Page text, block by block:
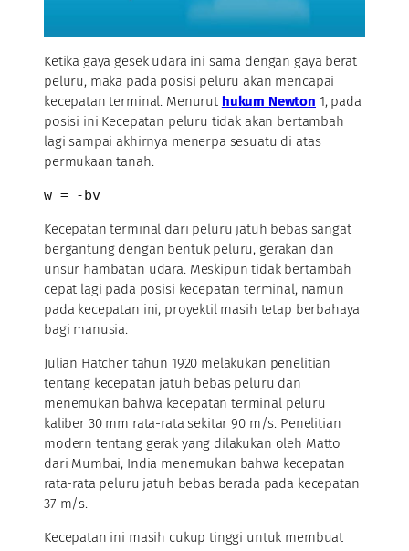
Ketika gaya gesek udara ini sama dengan gaya berat
peluru, maka pada posisi peluru akan mencapai
kecepatan terminal. Menurut hukum Newton 1, pada
posisi ini Kecepatan peluru tidak akan bertambah
lagi sampai akhirnya menerpa sesuatu di atas
permukaan tanah.
w = -bv
Kecepatan terminal dari peluru jatuh bebas sangat
bergantung dengan bentuk peluru, gerakan dan
unsur hambatan udara. Meskipun tidak bertambah
cepat lagi pada posisi kecepatan terminal, namun
pada kecepatan ini, proyektil masih tetap berbahaya
bagi manusia.
Julian Hatcher tahun 1920 melakukan penelitian
tentang kecepatan jatuh bebas peluru dan
menemukan bahwa kecepatan terminal peluru
kaliber 30 mm rata-rata sekitar 90 m/s. Penelitian
modern tentang gerak yang dilakukan oleh Matto
dari Mumbai, India menemukan bahwa kecepatan
rata-rata peluru jatuh bebas berada pada kecepatan
37 m/s.
Kecepatan ini masih cukup tinggi untuk membuat